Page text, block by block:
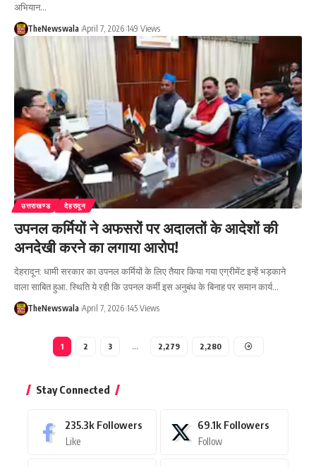
अभियान…
TheNewswala April 7, 2026 149 Views
उत्तराखण्ड देहरादून
उपनल कर्मियों ने अफसरों पर अदालतों के आदेशों की
अनदेखी करने का लगाया आरोप!
देहरादून: धामी सरकार का उपनल कर्मियों के लिए तैयार किया गया एग्रीमेंट इन्हें भड़काने
वाला साबित हुआ. स्थिति ये रही कि उपनल कर्मी इस अनुबंध के बिनाह पर समान कार्य…
TheNewswala April 7, 2026 145 Views
1 2 3 … 2,279 2,280
Stay Connected
235.3k Followers
Like
69.1k Followers
Follow